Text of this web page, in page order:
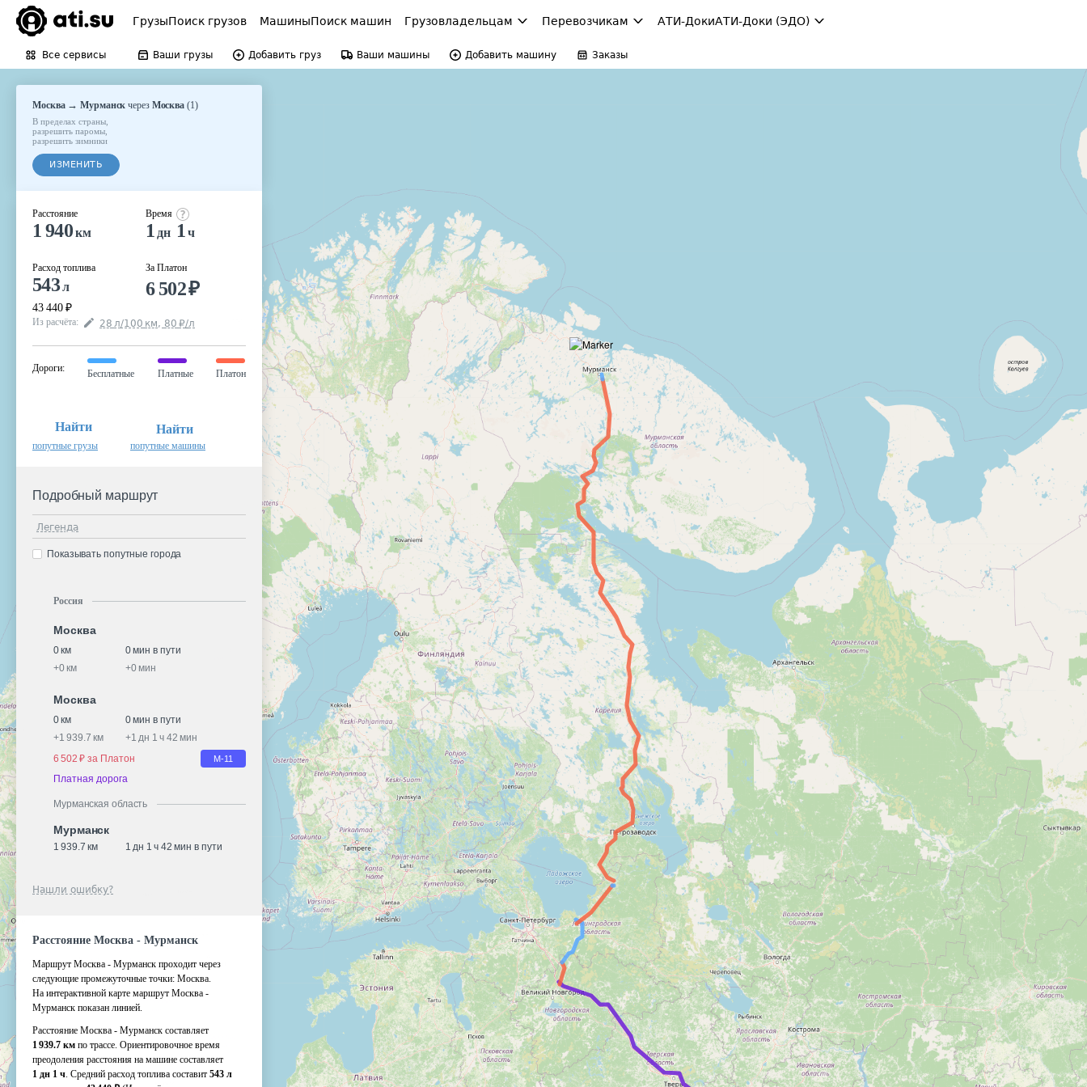
ГрузыПоиск грузов МашиныПоиск машин Грузовладельцам Перевозчикам АТИ-ДокиАТИ-Доки (ЭДО)
Все сервисы Ваши грузы Добавить груз Ваши машины Добавить машину Заказы
Москва→Мурманск через Москва (1)
В пределах страны
разрешить паромы
разрешить зимники
ИЗМЕНИТЬ
Расстояние
1 940км
Расход топлива
543л
43 440 ₽
Время
1 дн 1 ч
За Платон
6 502₽
Из расчёта: 28 л/100 км, 80 ₽/л
Дороги:
Бесплатные Платные Платон
Найти
попутные грузы
Найти
попутные машины
Подробный маршрут
Легенда
Показывать попутные города
Россия
Москва
0 км
0 мин в пути
+0 км +0 мин
Москва
0 км
0 мин в пути
+1 939.7 км +1 дн 1 ч 42 мин
6 502 ₽ за Платон
М-11
Платная дорога
Мурманская область
Мурманск
1 939.7 км 1 дн 1 ч 42 мин в пути
Нашли ошибку?
Расстояние Москва - Мурманск
Маршрут Москва - Мурманск проходит через
следующие промежуточные точки: Москва.
На интерактивной карте маршрут Москва -
Мурманск показан линией.
Расстояние Москва - Мурманск составляет
1 939.7 км по трассе. Ориентировочное время
преодоления расстояния на машине составляет
1 дн 1 ч. Средний расход топлива составит 543 л